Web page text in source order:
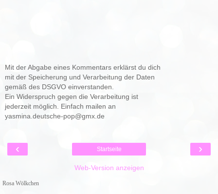
Mit der Abgabe eines Kommentars erklärst du dich
mit der Speicherung und Verarbeitung der Daten
gemäß des DSGVO einverstanden.
Ein Widerspruch gegen die Verarbeitung ist
jederzeit möglich. Einfach mailen an
yasmina.deutsche-pop@gmx.de
‹ ›
Startseite
Web-Version anzeigen
Rosa Wölkchen